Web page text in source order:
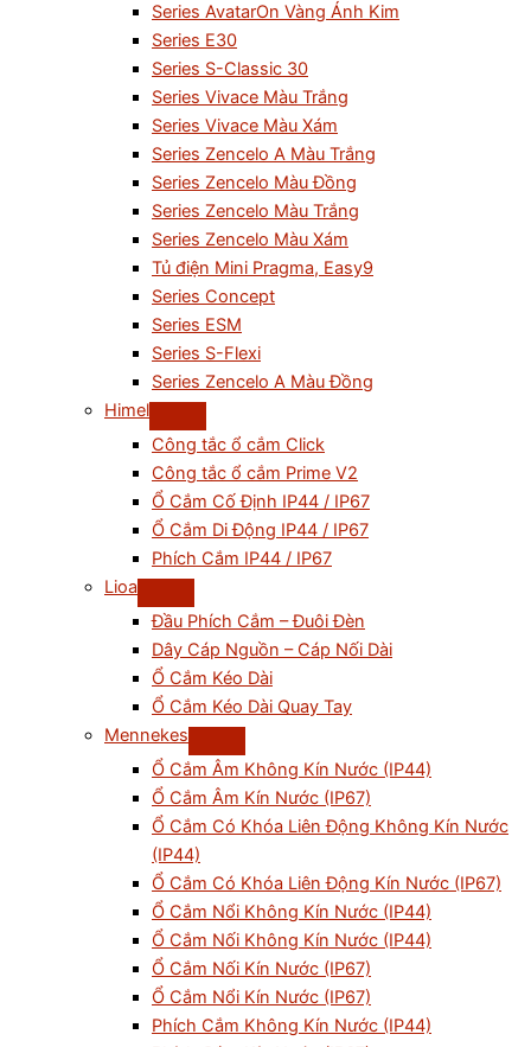
Series AvatarOn Vàng Ánh Kim
Series E30
Series S-Classic 30
Series Vivace Màu Trắng
Series Vivace Màu Xám
Series Zencelo A Màu Trắng
Series Zencelo Màu Đồng
Series Zencelo Màu Trắng
Series Zencelo Màu Xám
Tủ điện Mini Pragma, Easy9
Series Concept
Series ESM
Series S-Flexi
Series Zencelo A Màu Đồng
Himel
Công tắc ổ cắm Click
Công tắc ổ cắm Prime V2
Ổ Cắm Cố Định IP44 / IP67
Ổ Cắm Di Động IP44 / IP67
Phích Cắm IP44 / IP67
Lioa
Đầu Phích Cắm – Đuôi Đèn
Dây Cáp Nguồn – Cáp Nối Dài
Ổ Cắm Kéo Dài
Ổ Cắm Kéo Dài Quay Tay
Mennekes
Ổ Cắm Âm Không Kín Nước (IP44)
Ổ Cắm Âm Kín Nước (IP67)
Ổ Cắm Có Khóa Liên Động Không Kín Nước
(IP44)
Ổ Cắm Có Khóa Liên Động Kín Nước (IP67)
Ổ Cắm Nổi Không Kín Nước (IP44)
Ổ Cắm Nối Không Kín Nước (IP44)
Ổ Cắm Nối Kín Nước (IP67)
Ổ Cắm Nổi Kín Nước (IP67)
Phích Cắm Không Kín Nước (IP44)